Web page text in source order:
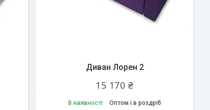
Диван Лорен 2
15 170 ₴
В наявності Оптом і в роздріб